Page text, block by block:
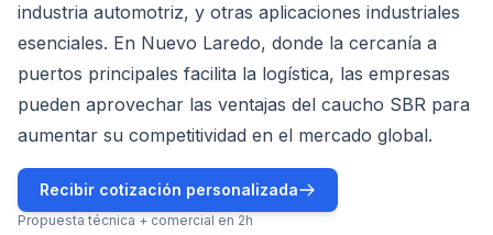
industria automotriz, y otras aplicaciones industriales
esenciales. En Nuevo Laredo, donde la cercanía a
puertos principales facilita la logística, las empresas
pueden aprovechar las ventajas del caucho SBR para
aumentar su competitividad en el mercado global.
Recibir cotización personalizada
Propuesta técnica + comercial en 2h